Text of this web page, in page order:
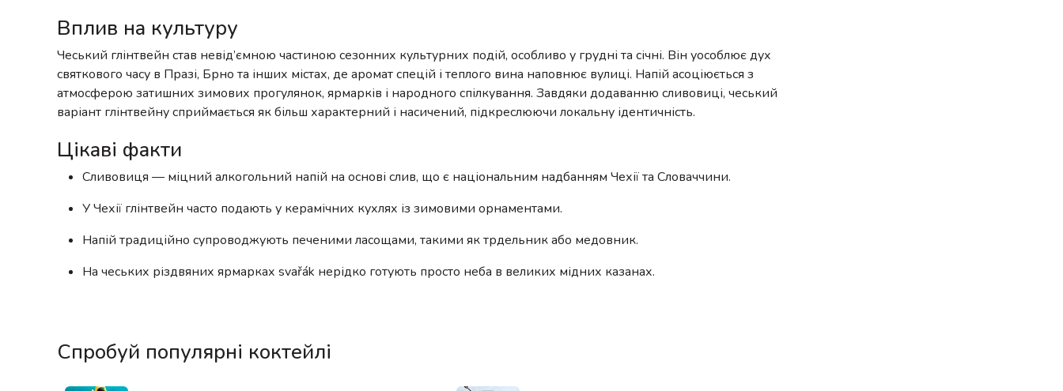
Вплив на культуру
Чеський глінтвейн став невід’ємною частиною сезонних культурних подій, особливо у грудні та січні. Він уособлює дух
святкового часу в Празі, Брно та інших містах, де аромат спецій і теплого вина наповнює вулиці. Напій асоціюється з
атмосферою затишних зимових прогулянок, ярмарків і народного спілкування. Завдяки додаванню сливовиці, чеський
варіант глінтвейну сприймається як більш характерний і насичений, підкреслюючи локальну ідентичність.
Цікаві факти
Сливовиця — міцний алкогольний напій на основі слив, що є національним надбанням Чехії та Словаччини.
У Чехії глінтвейн часто подають у керамічних кухлях із зимовими орнаментами.
Напій традиційно супроводжують печеними ласощами, такими як трдельник або медовник.
На чеських різдвяних ярмарках svařák нерідко готують просто неба в великих мідних казанах.
Спробуй популярні коктейлі